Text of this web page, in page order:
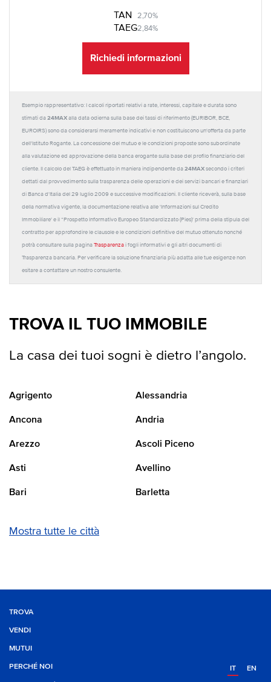
TAN 2,70%
TAEG2,84%
Richiedi informazioni
Esempio rappresentativo: I calcoli riportati relativi a rate, interessi, capitale e durata sono
stimati da 24MAX alla data odierna sulla base dei tassi di riferimento (EURIBOR, BCE,
EUROIRS) sono da considerarsi meramente indicativi e non costituiscono un'offerta da parte
dell'Istituto Rogante. La concessione del mutuo e le condizioni proposte sono subordinate
alla valutazione ed approvazione della banca erogante sulla base del profilo finanziario del
cliente. Il calcolo del TAEG è effettuato in maniera indipendente da 24MAX secondo i criteri
dettati dal provvedimento sulla trasparenza delle operazioni e dei servizi bancari e finanziari
di Banca d'Italia del 29 luglio 2009 e successive modificazioni. Il cliente riceverà, sulla base
della normativa vigente, la documentazione relativa alle 'Informazioni sul Credito
Immobiliare' e il “Prospetto Informativo Europeo Standardizzato (Pies)' prima della stipula del
contratto per approfondire le clausole e le condizioni definitive del mutuo ottenuto nonché
potrà consultare sulla pagina Trasparenza i fogli informativi e gli altri documenti di
Trasparenza bancaria. Per verificare la soluzione finanziaria più adatta alle tue esigenze non
esitare a contattare un nostro consulente.
TROVA IL TUO IMMOBILE
La casa dei tuoi sogni è dietro l’angolo.
Agrigento Alessandria
Ancona Andria
Arezzo Ascoli Piceno
Asti Avellino
Bari Barletta
Mostra tutte le città
TROVA
VENDI
MUTUI
PERCHÉ NOI IT EN